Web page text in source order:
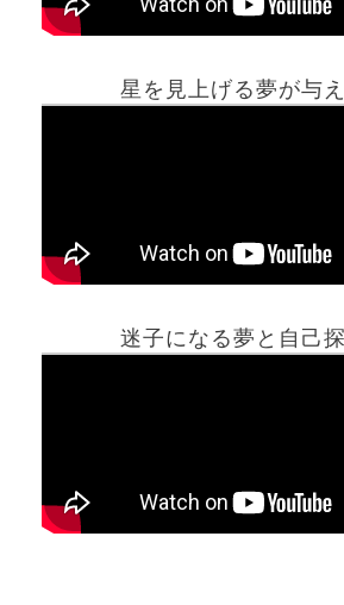
星を見上げる夢が与
迷子になる夢と自己
最